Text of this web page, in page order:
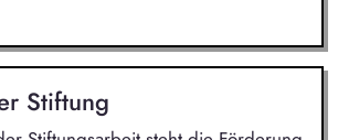
Stiftung